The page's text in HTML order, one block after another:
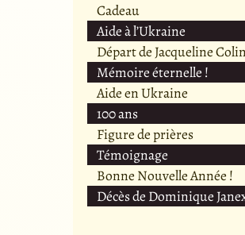
Cadeau
Aide à l’Ukraine
Départ de Jacqueline
Mémoire éternelle !
Aide en Ukraine
100 ans
Figure de prières
Témoignage
Bonne Nouvelle Année !
Décès de Dominique